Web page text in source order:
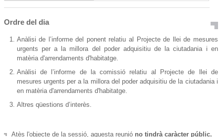
Ordre del dia
Anàlisi de l’informe del ponent relatiu al Projecte de llei de mesures
urgents per a la millora del poder adquisitiu de la ciutadania i en
matèria d'arrendaments d'habitatge.
Anàlisi de l’informe de la comissió relatiu al Projecte de llei de
mesures urgents per a la millora del poder adquisitiu de la ciutadania i
en matèria d'arrendaments d'habitatge.
Altres qüestions d’interès.
Atès l'objecte de la sessió, aquesta reunió no tindrà caràcter públic.